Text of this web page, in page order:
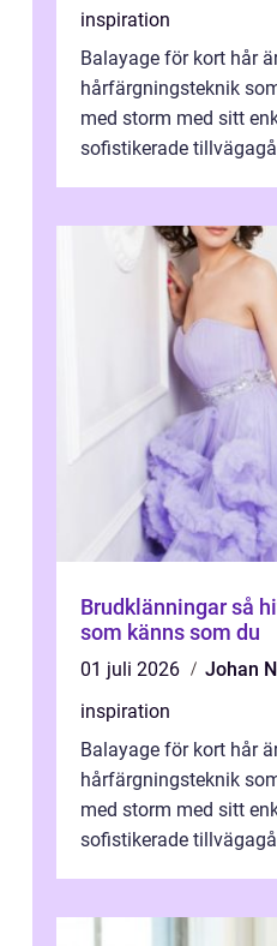
inspiration
Balayage för kort hår
hårfärgningsteknik
med storm med sitt
sofistikerade
Brudklänningar så hittar du klänningen
som känns som du
01 juli 2026
Johan
inspiration
Balayage för kort hår
hårfärgningsteknik
med storm med sitt
sofistikerade